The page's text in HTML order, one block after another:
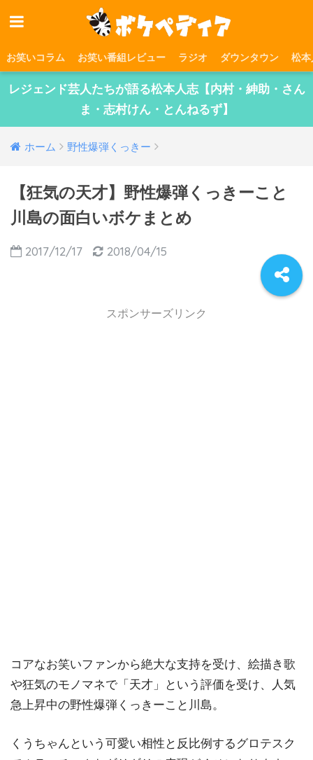
お笑いコラム お笑い番組レビュー ラジオ ダウンタウン 松本
レジェンド芸人たちが語る松本人志【内村・紳助・さん
ま・志村けん・とんねるず】
ホーム 野性爆弾くっきー
【狂気の天才】野性爆弾くっきーこと
川島の面白いボケまとめ
2017/12/17 2018/04/15
スポンサーズリンク
コアなお笑いファンから絶大な支持を受け、絵描き歌
や狂気のモノマネで「天才」という評価を受け、人気
急上昇中の野性爆弾くっきーこと川島。
くうちゃんという可愛い相性と反比例するグロテスク